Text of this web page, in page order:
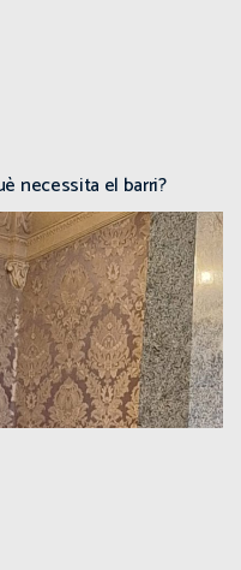
necessita el barri?